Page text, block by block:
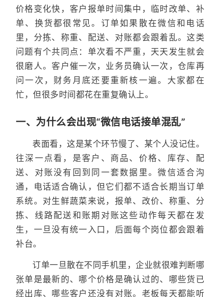
价格变化快，客户报单时间集中，临时改单、补
单、换货都很常见。订单如果散在微信和电话
里，分拣、称重、配送、对账都会跟着乱。这类
问题有个共同点：单次看不严重，天天发生就会
很磨人。客户催一次，业务员确认一次，仓库再
问一次，财务月底还要重新核一遍。大家都在
忙，但很多时间都花在重复确认上。
一、为什么会出现“微信电话接单混乱”
表面看，这是某个环节慢了、某个人没记住。
往深一点看，是客户、商品、价格、库存、配
送、对账没有回到同一套数据里。微信适合沟
通，电话适合确认，但它们都不适合长期当订单
系统。对生鲜蔬菜来说，报单、改价、称重、分
拣、线路配送和账期对账这些动作每天都在发
生，一旦没有统一入口，后面每个岗位都会跟着
补台。
订单一旦散在不同手机里，企业就很难判断哪
张单是最新的、哪个价格是确认过的、哪些货已
经出库、哪些客户还没有对账。老板每天都能听